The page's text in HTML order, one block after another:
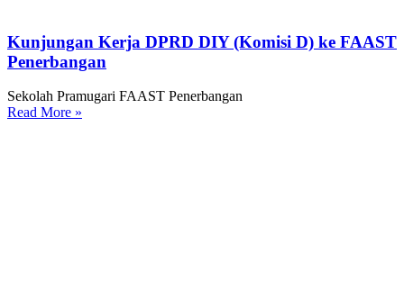
Kunjungan Kerja DPRD DIY (Komisi D) ke FAAST
Penerbangan
Sekolah Pramugari FAAST Penerbangan
Read More »